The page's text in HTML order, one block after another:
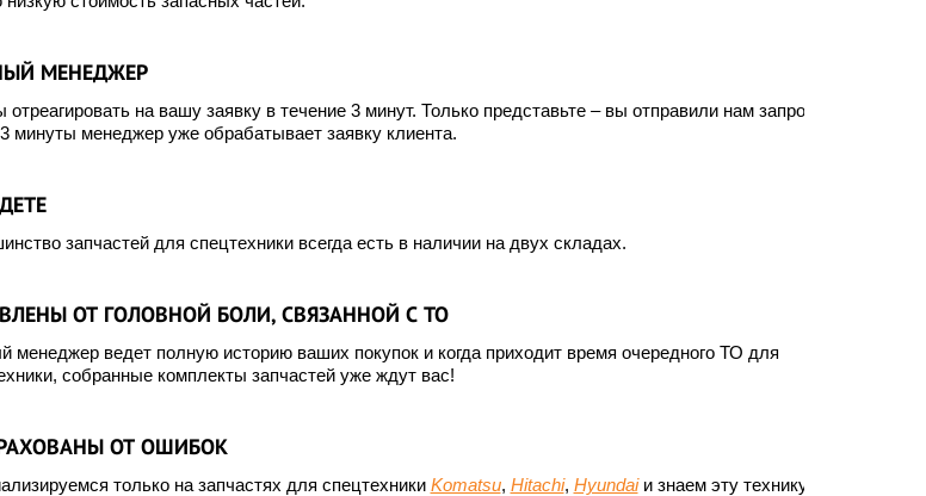
07.10.2022
МЕНЕДЖЕР
отреагировать на вашу заявку в течение 3 минут. Только представьте – вы отправили нам запрос, а
минуты менеджер уже обрабатывает заявку клиента.
запчастей для спецтехники всегда есть в наличии на двух складах.
ОТ ГОЛОВНОЙ БОЛИ, СВЯЗАННОЙ С ТО
менеджер ведет полную историю ваших покупок и когда приходит время очередного ТО для
собранные комплекты запчастей уже ждут вас!
ОТ ОШИБОК
только на запчастях для спецтехники Komatsu, Hitachi, Hyundaiи знаем эту технику до